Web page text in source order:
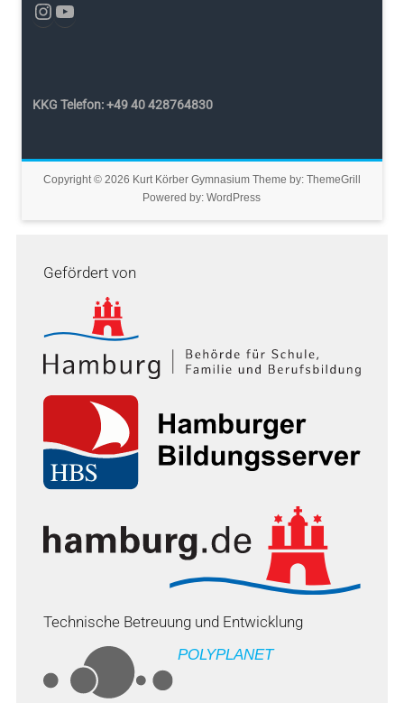
KKG Telefon: +49 40 428764830
Copyright © 2026 Kurt Körber GymnasiumTheme by: ThemeGrill
Powered by:WordPress
Gefördert von
Technische Betreuung und Entwicklung
POLYPLANET